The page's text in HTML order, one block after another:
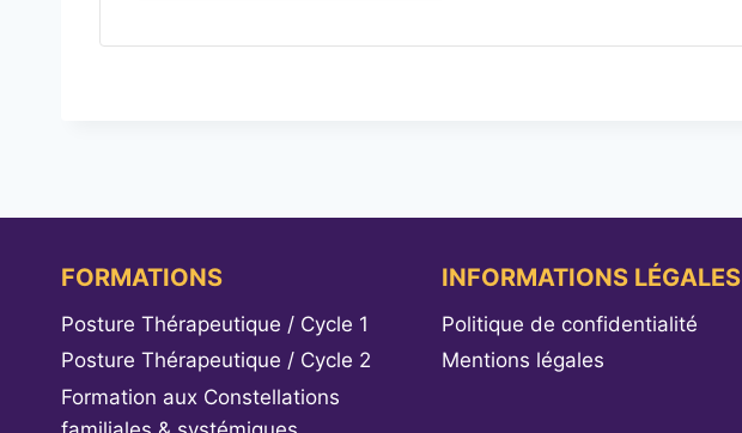
FORMATIONS
Posture Thérapeutique / Cycle 1
Posture Thérapeutique / Cycle 2
Formation aux Constellations
INFORMATIONS LÉGALES
Politique de confidentialité
Mentions légales